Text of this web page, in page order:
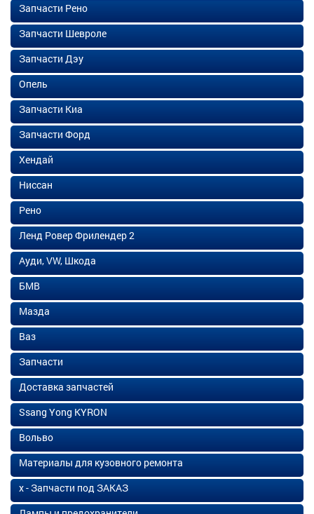
Запчасти Рено
Запчасти Шевроле
Запчасти Дэу
Опель
Запчасти Киа
Запчасти Форд
Хендай
Ниссан
Рено
Ленд Ровер Фрилендер 2
Ауди, VW, Шкода
БМВ
Мазда
Ваз
Запчасти
Доставка запчастей
Ssang Yong KYRON
Вольво
Материалы для кузовного ремонта
х - Запчасти под ЗАКАЗ